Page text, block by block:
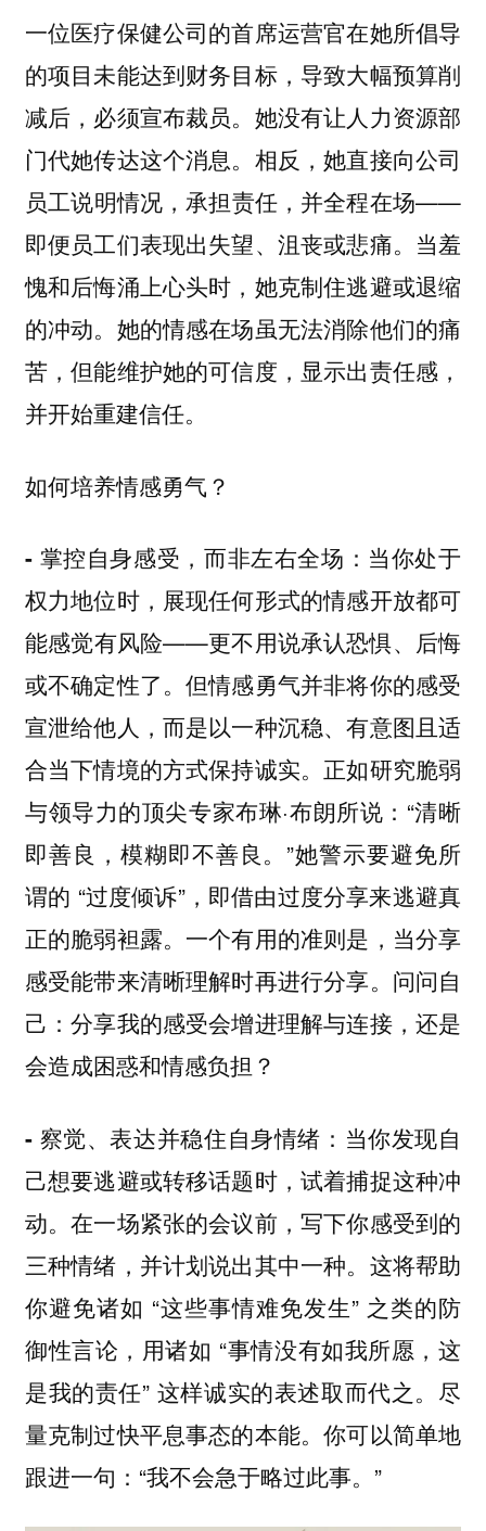
一位医疗保健公司的首席运营官在她所倡导
的项目未能达到财务目标，导致大幅预算削
减后，必须宣布裁员。她没有让人力资源部
门代她传达这个消息。相反，她直接向公司
员工说明情况，承担责任，并全程在场——
即便员工们表现出失望、沮丧或悲痛。当羞
愧和后悔涌上心头时，她克制住逃避或退缩
的冲动。她的情感在场虽无法消除他们的痛
苦，但能维护她的可信度，显示出责任感，
并开始重建信任。
如何培养情感勇气？
- 掌控自身感受，而非左右全场： 当你处于
权力地位时，展现任何形式的情感开放都可
能感觉有风险——更不用说承认恐惧、后悔
或不确定性了。但情感勇气并非将你的感受
宣泄给他人，而是以一种沉稳、有意图且适
合当下情境的方式保持诚实。正如研究脆弱
与领导力的顶尖专家布琳·布朗所说：“清晰
即善良，模糊即不善良。”她警示要避免所
谓的 “过度倾诉”，即借由过度分享来逃避真
正的脆弱袒露。一个有用的准则是，当分享
感受能带来清晰理解时再进行分享。问问自
己：分享我的感受会增进理解与连接，还是
会造成困惑和情感负担？
- 察觉、表达并稳住自身情绪： 当你发现自
己想要逃避或转移话题时，试着捕捉这种冲
动。在一场紧张的会议前，写下你感受到的
三种情绪，并计划说出其中一种。这将帮助
你避免诸如 “这些事情难免发生” 之类的防
御性言论，用诸如 “事情没有如我所愿，这
是我的责任” 这样诚实的表述取而代之。尽
量克制过快平息事态的本能。你可以简单地
跟进一句：“我不会急于略过此事。”